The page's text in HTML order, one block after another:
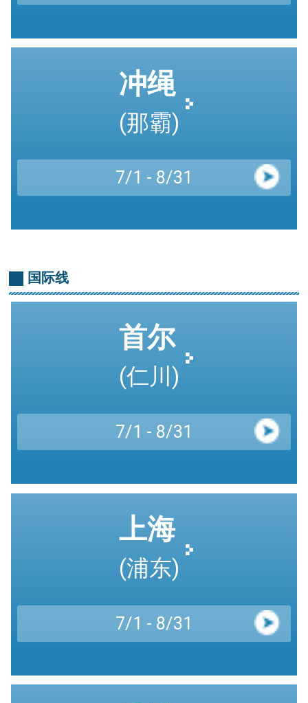
冲绳
(那霸)
7/1 - 8/31
国际线
首尔
(仁川)
7/1 - 8/31
上海
(浦东)
7/1 - 8/31